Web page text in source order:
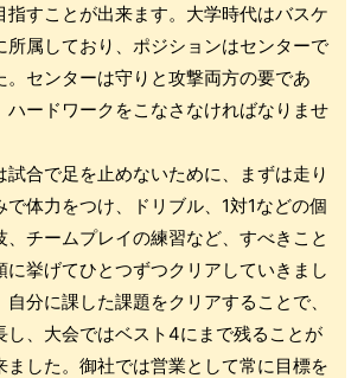
指すことが出来ます。大学時代はバスケ
所属しており、ポジションはセンターで
。センターは守りと攻撃両方の要であ
ハードワークをこなさなければなりませ
試合で足を止めないために、まずは走り
で体力をつけ、ドリブル、1対1などの個
、チームプレイの練習など、すべきこと
に挙げてひとつずつクリアしていきまし
自分に課した課題をクリアすることで、
し、大会ではベスト4にまで残ることが
ました。御社では営業として常に目標を